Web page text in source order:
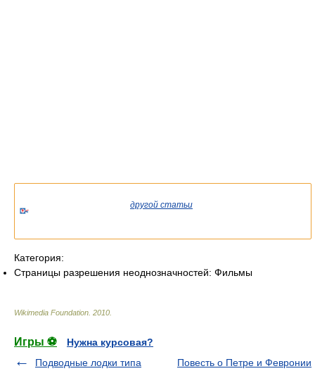
другой статьи
Категория:
Страницы разрешения неоднозначностей: Фильмы
Wikimedia Foundation 2010
Игры ⚽
Нужна курсовая?
Подводные лодки типа
Повесть о Петре и Февронии